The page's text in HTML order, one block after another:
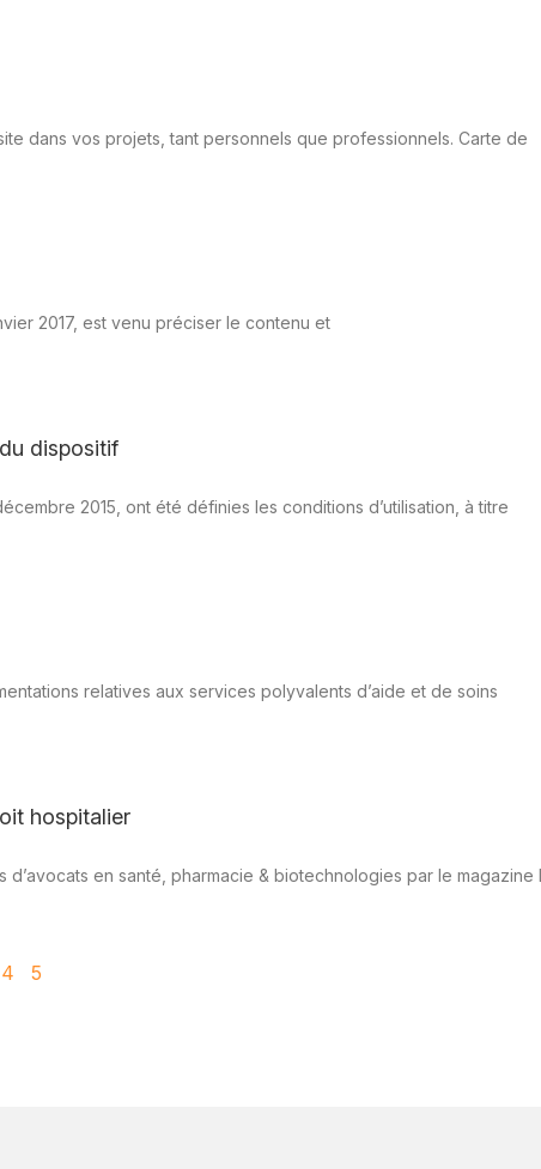
dans vos projets, tant personnels que professionnels. Carte de
2017, est venu préciser le contenu et
dispositif
2015, ont été définies les conditions d’utilisation, à titre
relatives aux services polyvalents d’aide et de soins
hospitalier
en santé, pharmacie & biotechnologies par le magazine
4 5